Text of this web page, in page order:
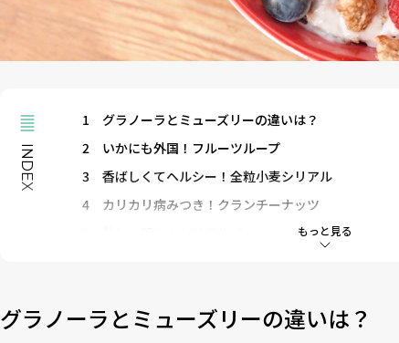
もっと見る
INDEX
1
グラノーラとミューズリーの違いは？
2
いかにも外国！フルーツループ
3
香ばしくてヘルシー！全粒小麦シリアル
4
カリカリ病みつき！クランチーナッツ
グラノーラとミューズリーの違いは？